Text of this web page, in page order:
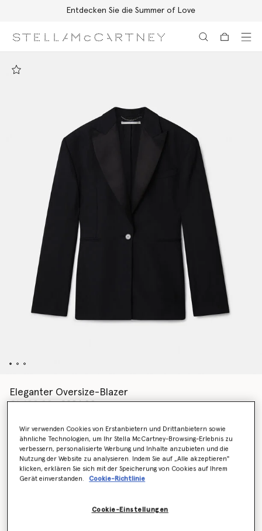
Entdecken Sie die Summer of Love
Eleganter Oversize-Blazer
Preis reduziert von
€1,490.00bis
€894.00
Farbe Schwarz
ausgewählt
Wähle die Größe aus (Italian)
Wir verwenden Cookies von Erstanbietern und Drittanbietern sowie
ähnliche Technologien, um Ihr Stella McCartney-Browsing-Erlebnis zu
verbessern, personalisierte Werbung und Inhalte anzubieten und die
Nutzung der Website zu analysieren. Indem Sie auf „Alle akzeptieren"
klicken, erklären Sie sich mit der Speicherung von Cookies auf Ihrem
Gerät einverstanden.
Cookie-Richtlinie
Cookie-Einstellungen